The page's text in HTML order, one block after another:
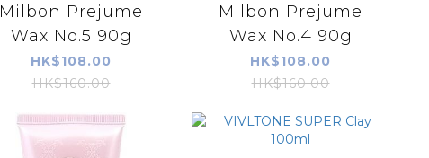
Milbon Prejume
Wax No.5 90g
HK$108.00
HK$160.00
Milbon Prejume
Wax No.4 90g
HK$108.00
HK$160.00